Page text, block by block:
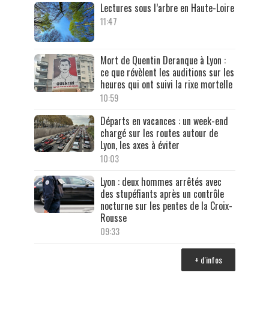
Lectures sous l’arbre en Haute-Loire
11:47
Mort de Quentin Deranque à Lyon :
ce que révèlent les auditions sur les
heures qui ont suivi la rixe mortelle
10:59
Départs en vacances : un week-end
chargé sur les routes autour de
Lyon, les axes à éviter
10:03
Lyon : deux hommes arrêtés avec
des stupéfiants après un contrôle
nocturne sur les pentes de la Croix-
Rousse
09:33
+ d'infos